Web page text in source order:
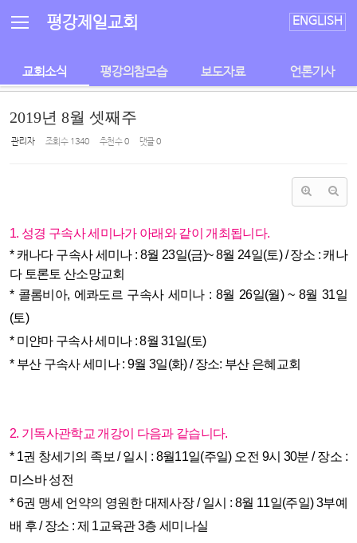
평강제일교회 ENGLISH
교회소식 평강의참모습 보도자료 언론기사
2019년 8월 셋째주
관리자 조회 수 1340 추천 수0 댓글0
1. 성경 구속사 세미나가 아래와 같이 개최됩니다.
* 캐나다 구속사 세미나 : 8월 23일(금)~ 8월 24일(토) / 장소 : 캐나
다 토론토 산소망교회
* 콜롬비아, 에콰도르 구속사 세미나 : 8월 26일(월) ~ 8월 31일
(토)
* 미얀마 구속사 세미나 : 8월 31일(토)
* 부산 구속사 세미나 : 9월 3일(화) / 장소: 부산 은혜교회
2. 기독사관학교 개강이 다음과 같습니다.
* 1권 창세기의 족보 / 일시 : 8월11일(주일) 오전 9시 30분 / 장소 :
미스바 성전
* 6권 맹세 언약의 영원한 대제사장 / 일시 : 8월 11일(주일) 3부예
배 후 / 장소 : 제 1교육관 3층 세미나실